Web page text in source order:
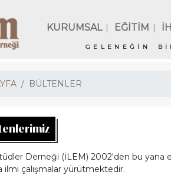
KURUMSAL | EĞİTİM |
GELENEĞİN
BÜLTENLER
Derneği (İLEM) 2002'den bu yana
ilmi çalışmalar yürütmektedir.